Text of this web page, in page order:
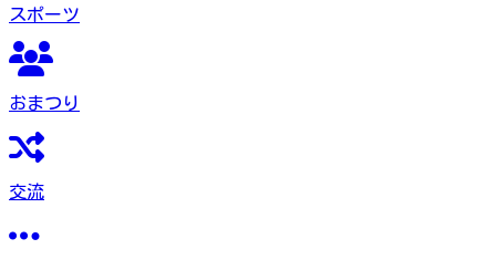
スポーツ
おまつり
交流